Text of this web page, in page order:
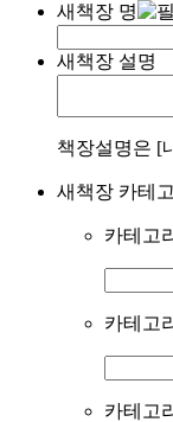
새책장 명
새책장 설명
책장설명은 [
새책장 카테
카테고리
카테고리
카테고리